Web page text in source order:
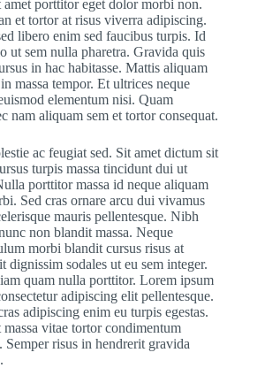
amet porttitor eget dolor morbi non.
et tortor at risus viverra adipiscing.
libero enim sed faucibus turpis. Id
ut sem nulla pharetra. Gravida quis
in hac habitasse. Mattis aliquam
massa tempor. Et ultrices neque
elementum nisi. Quam
nam aliquam sem et tortor consequat.
ac feugiat sed. Sit amet dictum sit
turpis massa tincidunt dui ut
porttitor massa id neque aliquam
Sed cras ornare arcu dui vivamus
mauris pellentesque. Nibh
non blandit massa. Neque
morbi blandit cursus risus at
dignissim sodales ut eu sem integer.
quam nulla porttitor. Lorem ipsum
adipiscing elit pellentesque.
adipiscing enim eu turpis egestas.
vitae tortor condimentum
Semper risus in hendrerit gravida